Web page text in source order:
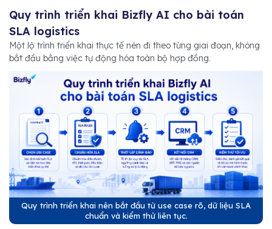
Quy trình triển khai Bizfly AI cho bài toán
SLA logistics
Một lộ trình triển khai thực tế nên đi theo từng giai đoạn, không
bắt đầu bằng việc tự động hóa toàn bộ hợp đồng.
Quy trình triển khai nên bắt đầu từ use case rõ, dữ liệu SLA
chuẩn và kiểm thử liên tục.